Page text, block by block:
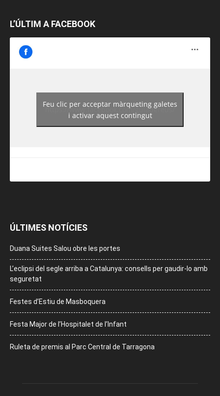
L’ÚLTIM A FACEBOOK
https://www.facebook.com/guiadereus/
Feu clic per acceptar màrqueting galetes
i activar aquest contingut
ÚLTIMES NOTÍCIES
Duana Suites Salou obre les portes
L’eclipsi del segle arriba a Catalunya: consells per gaudir-lo amb
seguretat
Festes d’Estiu de Masboquera
Festa Major de l’Hospitalet de l’Infant
Ruleta de premis al Parc Central de Tarragona